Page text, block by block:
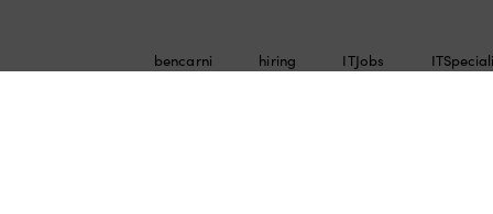
bencarni hiring ITJobs